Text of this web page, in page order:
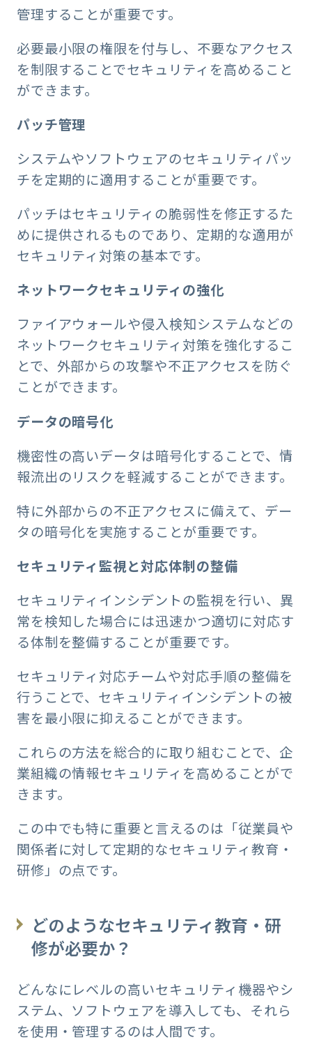
管理することが重要です。
必要最小限の権限を付与し、不要なアクセス
を制限することでセキュリティを高めること
ができます。
パッチ管理
システムやソフトウェアのセキュリティパッ
チを定期的に適用することが重要です。
パッチはセキュリティの脆弱性を修正するた
めに提供されるものであり、定期的な適用が
セキュリティ対策の基本です。
ネットワークセキュリティの強化
ファイアウォールや侵入検知システムなどの
ネットワークセキュリティ対策を強化するこ
とで、外部からの攻撃や不正アクセスを防ぐ
ことができます。
データの暗号化
機密性の高いデータは暗号化することで、情
報流出のリスクを軽減することができます。
特に外部からの不正アクセスに備えて、デー
タの暗号化を実施することが重要です。
セキュリティ監視と対応体制の整備
セキュリティインシデントの監視を行い、異
常を検知した場合には迅速かつ適切に対応す
る体制を整備することが重要です。
セキュリティ対応チームや対応手順の整備を
行うことで、セキュリティインシデントの被
害を最小限に抑えることができます。
これらの方法を総合的に取り組むことで、企
業組織の情報セキュリティを高めることがで
きます。
この中でも特に重要と言えるのは「従業員や
関係者に対して定期的なセキュリティ教育・
研修」の点です。
どのようなセキュリティ教育・研
修が必要か？
どんなにレベルの高いセキュリティ機器やシ
ステム、ソフトウェアを導入しても、それら
を使用・管理するのは人間です。